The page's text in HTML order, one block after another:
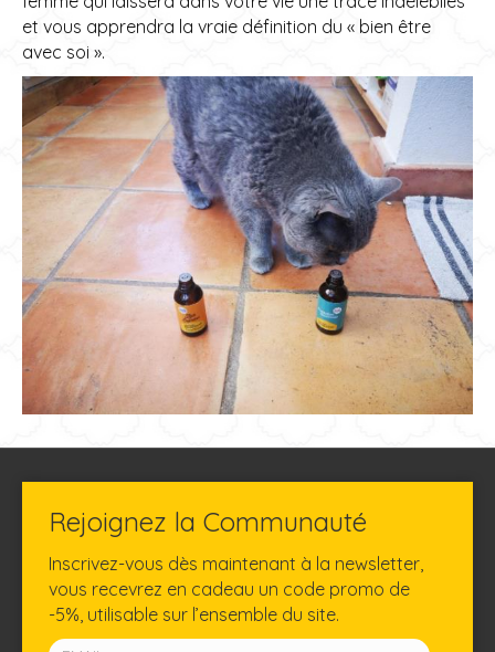
et vous apprendra la vraie définition du « bien être
avec soi ».
Rejoignez la Communauté
Inscrivez-vous dès maintenant à la newsletter,
vous recevrez en cadeau un code promo de
-5%, utilisable sur l’ensemble du site.